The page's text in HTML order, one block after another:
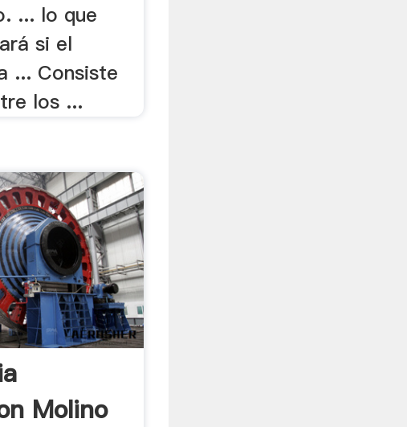
... lo que
si el
... Consiste
los ...
Molino